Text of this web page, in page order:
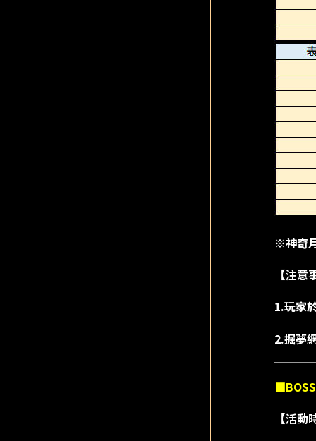
※神奇
【注意
1.玩家
2.掘夢
【活